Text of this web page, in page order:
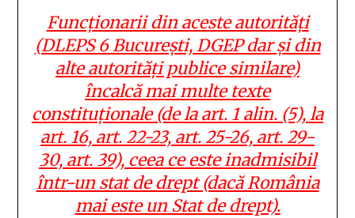
Funcționarii din aceste autorități
(DLEPS 6 București, DGEP dar și din
alte autorități publice similare)
încalcă mai multe texte
constituționale (de la art. 1 alin. (5), la
art. 16, art. 22-23, art. 25-26, art. 29-
30, art. 39), ceea ce este inadmisibil
într-un stat de drept (dacă România
mai este un Stat de drept).